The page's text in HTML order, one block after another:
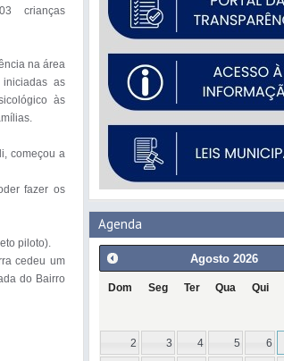
crianças
na área
as
às
começou a
fazer os
piloto).
cedeu um
do Bairro
Agenda
Agosto 2026
Dom Seg Ter Qua Qui
2 3 4 5 6